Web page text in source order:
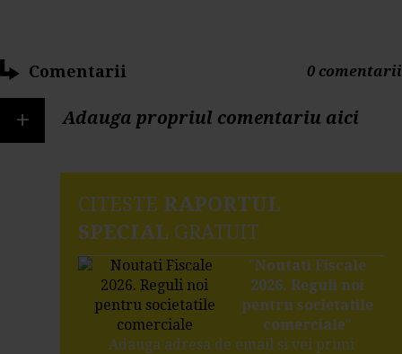
Comentarii 0 comentarii
+ Adauga propriul comentariu aici
CITESTE RAPORTUL
SPECIAL GRATUIT
"Noutati Fiscale
2026. Reguli noi
pentru societatile
comerciale"
Adauga adresa de email si vei primi